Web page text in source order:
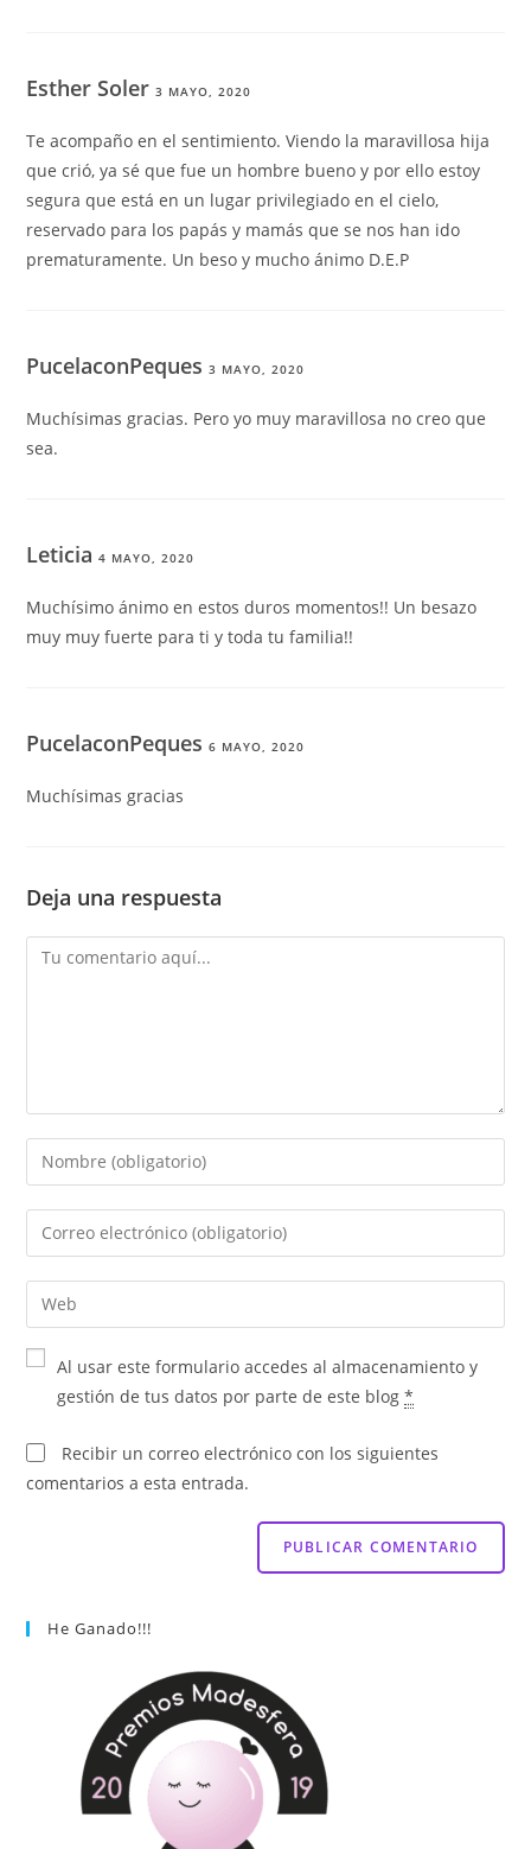
Esther Soler3 MAYO, 2020
Te acompaño en el sentimiento. Viendo la maravillosa hija
que crió, ya sé que fue un hombre bueno y por ello estoy
segura que está en un lugar privilegiado en el cielo,
reservado para los papás y mamás que se nos han ido
prematuramente. Un beso y mucho ánimo D.E.P
PucelaconPeques3 MAYO, 2020
Muchísimas gracias. Pero yo muy maravillosa no creo que
sea.
Leticia4 MAYO, 2020
Muchísimo ánimo en estos duros momentos!! Un besazo
muy muy fuerte para ti y toda tu familia!!
PucelaconPeques6 MAYO, 2020
Muchísimas gracias
Deja una respuesta
Al usar este formulario accedes al almacenamiento y
gestión de tus datos por parte de este blog*
Recibir un correo electrónico con los siguientes
comentarios a esta entrada.
He Ganado!!!